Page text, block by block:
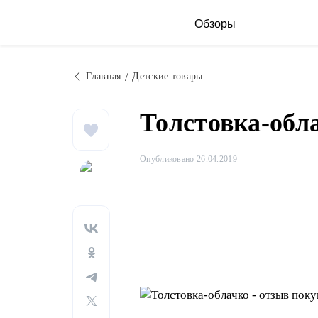
Обзоры
Главная Детские товары
Толстовка-
Опубликовано 26.04.2019